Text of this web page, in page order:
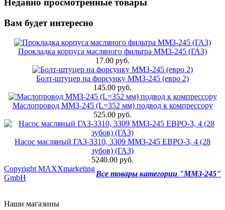
Недавно просмотренные товары
Вам будет интересно
Прокладка корпуса масляного фильтра ММЗ-245 (ГАЗ)
17.00 руб.
Болт-штуцер на форсунку ММЗ-245 (евро 2)
145.00 руб.
Маслопровод ММЗ-245 (L=352 мм) подвод к компрессору
525.00 руб.
Насос масляный ГАЗ-3310, 3309 ММЗ-245 ЕВРО-3, 4 (28
зубов) (ГАЗ)
5240.00 руб.
Все товары категории "ММЗ-245"
Copyright MAXXmarketing
GmbH
Наши магазины